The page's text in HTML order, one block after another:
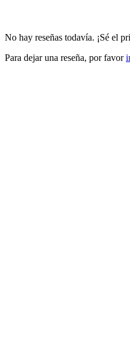
No hay reseñas todavía. ¡Sé el
Para dejar una reseña, por favor